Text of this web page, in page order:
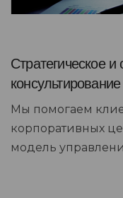
Стратегическое
консультирование
Мы помогаем
корпоративных
модель